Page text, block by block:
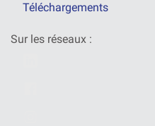
Téléchargements
Sur les réseaux :